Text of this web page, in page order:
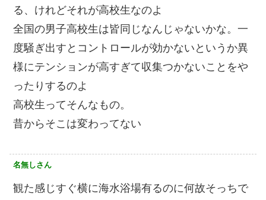
る、けれどそれが高校生なのよ
全国の男子高校生は皆同じなんじゃないかな。一
度騒ぎ出すとコントロールが効かないというか異
様にテンションが高すぎて収集つかないことをや
ったりするのよ
高校生ってそんなもの。
昔からそこは変わってない
名無しさん
観た感じすぐ横に海水浴場有るのに何故そっちで